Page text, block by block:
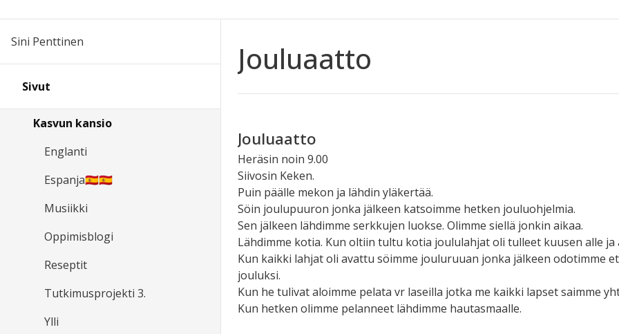
Jouluaatto
Jouluaatto
Heräsin noin 9.00
Siivosin Keken.
Puin päälle mekon ja lähdin yläkertää.
Söin joulupuuron jonka jälkeen katsoimme hetken jouluohjelmia.
Sen jälkeen lähdimme serkkujen luokse. Olimme siellä jonkin aikaa.
Lähdimme kotia. Kun oltiin tultu kotia joululahjat oli tulleet kuusen alle ja
Kun kaikki lahjat oli avattu söimme jouluruuan jonka jälkeen odotimme
jouluksi.
Kun he tulivat aloimme pelata vr laseilla jotka me kaikki lapset saimme
Kun hetken olimme pelanneet lähdimme hautasmaalle.
Sini Penttinen
Sivut
Kasvun kansio
Englanti
Espanja🇪🇸🇪🇸
Musiikki
Oppimisblogi
Reseptit
Tutkimusprojekti 3.
Ylli